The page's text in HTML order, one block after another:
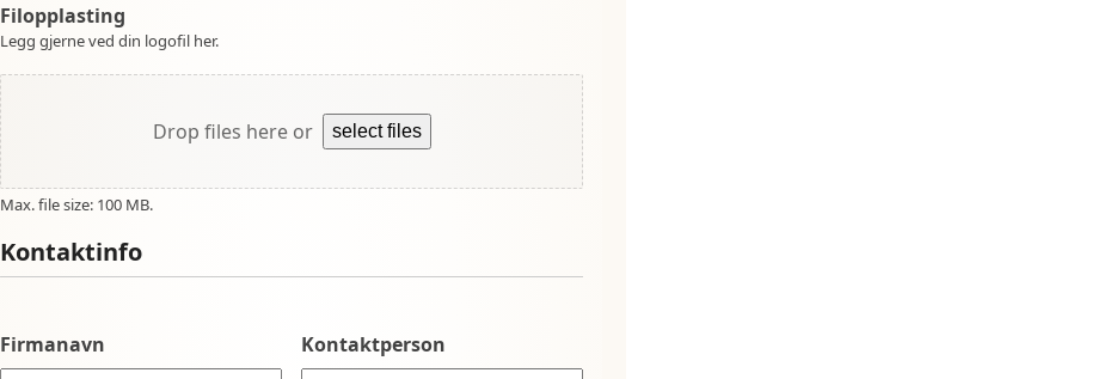
Filopplasting
Legg gjerne ved din logofil her.
Drop files here or select files
Max. file size: 100 MB.
Kontaktinfo
Firmanavn Kontaktperson